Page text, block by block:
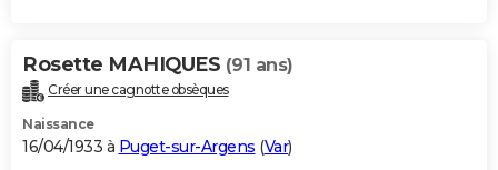
Carte de Noël
Carte Bonne année
Carte Saint-Valentin
Carte Pâques
Carte d'anniversaire
DICTIONNAIRE
Dictionnaire
Biographies
Citations
Expressions
Proverbes
PROGRAMME TV
Rosette MAHIQUES (91 ans)
Créer une cagnotte obsèques
Naissance
16/04/1933 à Puget-sur-Argens (Var)